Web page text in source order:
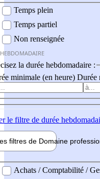
Temps plein
Temps partiel
Non renseignée
la durée hebdomadaire :
minimale (en heure) Durée
le filtre de durée
filtres de Domaine pro
professionel
Achats / Comptabilité /